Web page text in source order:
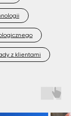
z klientami